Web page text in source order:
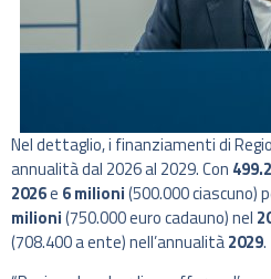
Nel dettaglio, i finanziamenti di
annualità dal 2026 al 2029. Con
2026e 6 milioni(500.000 ciascuno)
milioni(750.000 euro cadauno) nel
(708.400 a ente) nell’annualità2029.